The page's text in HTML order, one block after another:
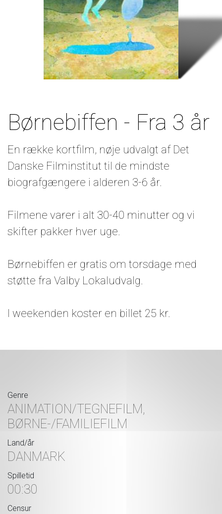
Børnebiffen - Fra 3 år
En række kortfilm, nøje udvalgt af Det
Danske Filminstitut til de mindste
biografgængere i alderen 3-6 år.
Filmene varer i alt 30-40 minutter og vi
skifter pakker hver uge.
Børnebiffen er gratis om torsdage med
støtte fra Valby Lokaludvalg.
I weekenden koster en billet 25 kr.
Genre
ANIMATION/TEGNEFILM,
BØRNE-/FAMILIEFILM
Land/år
DANMARK
Spilletid
00:30
Censur